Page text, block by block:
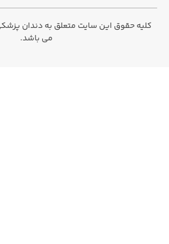
کلیه حقوق این سایت متعلق به دندان پزشکی
می باشد.